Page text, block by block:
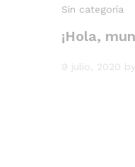
Sin categoría
¡Hola,
9 julio, 2020 by